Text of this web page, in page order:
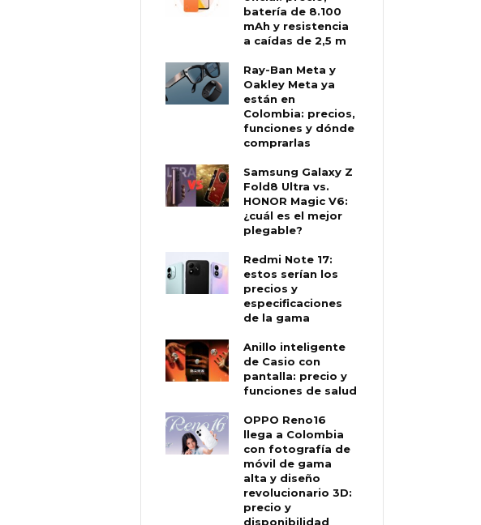
batería de 8.100
mAh y resistencia
a caídas de 2,5 m
Ray-Ban Meta y
Oakley Meta ya
están en
Colombia: precios,
funciones y dónde
comprarlas
Samsung Galaxy Z
Fold8 Ultra vs.
HONOR Magic V6:
¿cuál es el mejor
plegable?
Redmi Note 17:
estos serían los
precios y
especificaciones
de la gama
Anillo inteligente
de Casio con
pantalla: precio y
funciones de salud
OPPO Reno16
llega a Colombia
con fotografía de
móvil de gama
alta y diseño
revolucionario 3D:
precio y
disponibilidad